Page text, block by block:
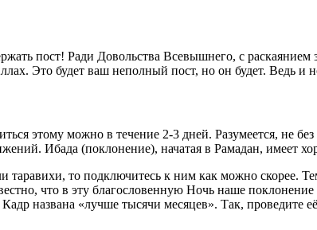
пост! Ради Довольства Всевышнего, с
Это будет ваш неполный пост, но он будет. Ведь
этому можно в течение 2-3 дней. Разумеется, не
Ибада (поклонение), начатая в Рамадан, имеет
то подключитесь к ним как можно скорее.
что в эту благословенную Ночь наше
названа «лучше тысячи месяцев». Так, проведите